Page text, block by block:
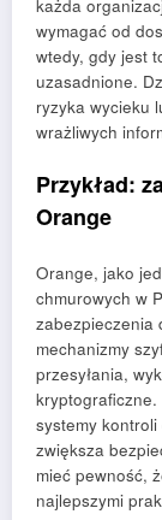
każda
wymagać od
wtedy, gdy jest
uzasadnione.
ryzyka wycieku
wrażliwych
Przykład:
Orange
Orange, jako
chmurowych w
zabezpieczenia
mechanizmy
przesyłania,
systemy
zwiększa
mieć pewność,
najlepszymi